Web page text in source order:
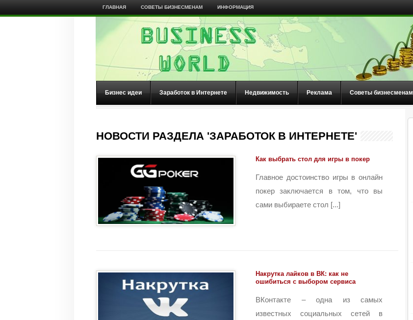
ГЛАВНАЯ СОВЕТЫ БИЗНЕСМЕНАМ ИНФОРМАЦИЯ
Бизнес идеи Заработок в Интернете Недвижимость Реклама Советы бизнесменам
НОВОСТИ РАЗДЕЛА 'ЗАРАБОТОК В ИНТЕРНЕТЕ'
Как выбрать стол для игры в покер
Главное достоинство игры в онлайн
покер заключается в том, что вы
сами выбираете стол [...]
Накрутка лайков в ВК: как не
ошибиться с выбором сервиса
ВКонтакте – одна из самых
известных социальных сетей в